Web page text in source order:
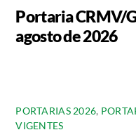
Portaria CRMV/
agosto de 2026
PORTARIAS 2026,
VIGENTES